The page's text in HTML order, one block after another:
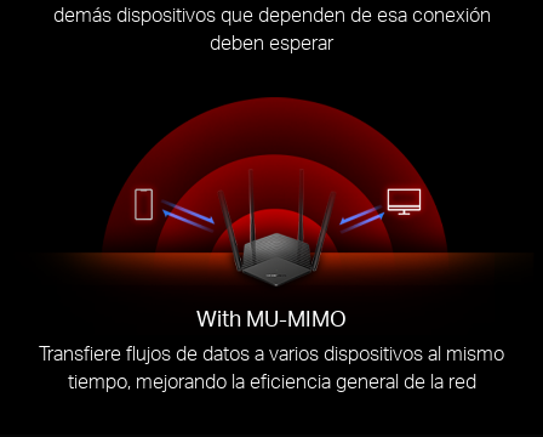
demás dispositivos que dependen de esa conexión
deben esperar
With MU-MIMO
Transfiere flujos de datos a varios dispositivos al mismo
tiempo, mejorando la eficiencia general de la red